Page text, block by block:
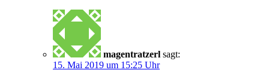
magentratzerl sagt:
15. Mai 2019 um 15:25 Uhr